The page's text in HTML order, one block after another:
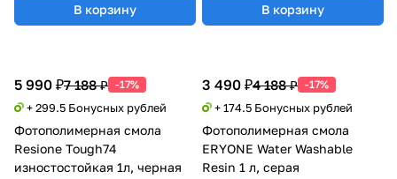
В корзину В корзину
5 990 ₽7 188 ₽ -17%
+ 299.5 Бонусных рублей
Фотополимерная смола
Resione Tough74
изностостойкая 1л, черная
3 490 ₽4 188 ₽ -17%
+ 174.5 Бонусных рублей
Фотополимерная смола
ERYONE Water Washable
Resin 1 л, серая